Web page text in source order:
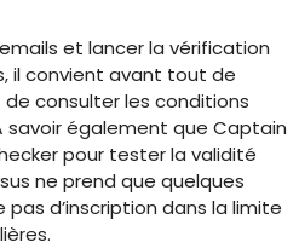
et lancer la vérification
il convient avant tout de
consulter les conditions
savoir également que Captain
pour tester la validité
ne prend que quelques
d’inscription dans la limite